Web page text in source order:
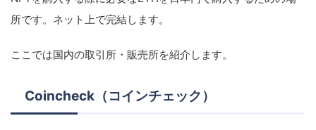
所です。ネット上で完結します。
ここでは国内の取引所・販売所を紹介します。
Coincheck（コインチェック）